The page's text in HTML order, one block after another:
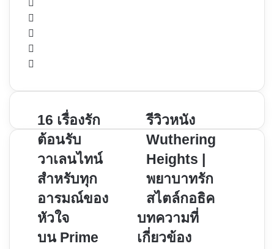
16
เรื่อง
รัก
ต้อนรับ
วาเลนไทน์
สำหรับ
ทุก
อารมณ์
ของ
16 เรื่องรัก
ต้อนรับ
วาเลนไทน์
สำหรับทุก
อารมณ์ของ
หัวใจ
บน Prime
รีวิว
หนัง
Wuthering
Heights
|
พยาบาท
สไตล์
กอ
รีวิวหนัง
Wuthering
Heights |
พยาบาทรัก
สไตล์กอธิค
บทความที่
เกี่ยวข้อง